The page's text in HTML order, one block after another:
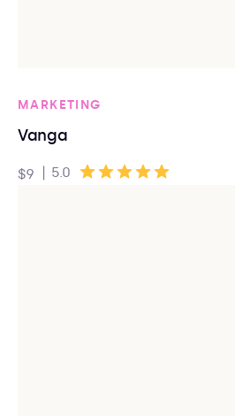
MARKETING
Vanga
$9 5.0